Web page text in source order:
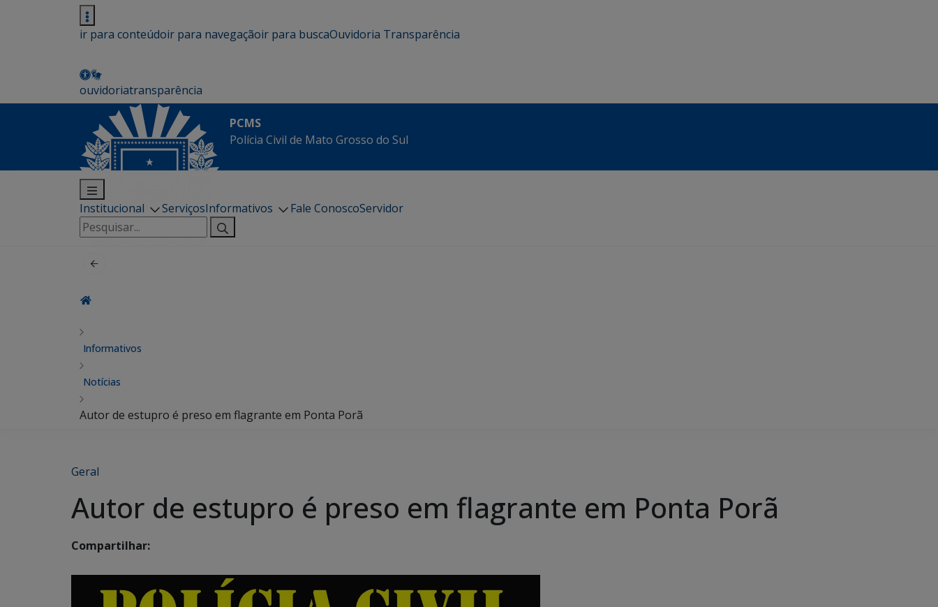
ir para conteúdoir para navegaçãoir para buscaOuvidoria Transparência
ouvidoriatransparência
PCMS
Polícia Civil de Mato Grosso do Sul
Institucional ServiçosInformativos Fale ConoscoServidor
Pesquisar
por:
Informativos
Notícias
Autor de estupro é preso em flagrante em Ponta Porã
Geral
Autor de estupro é preso em flagrante em Ponta Porã
Compartilhar: